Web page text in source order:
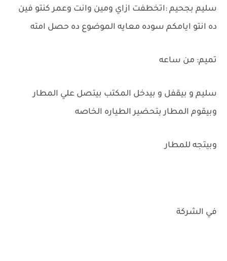
سليم بجحيم :اتخطفت ازاي ومين وانت وعمر كنتو فين
ده انتو ايامكم سوده معايه الموضوع ده حصل امته
تميم: من ساعه
سليم و بيقفل و بيدخل المكتب بيتصل علي المطار
وبيقوم المطار بتحضير الطياره الخاصه
وبيتجه للمطار
في الشركة